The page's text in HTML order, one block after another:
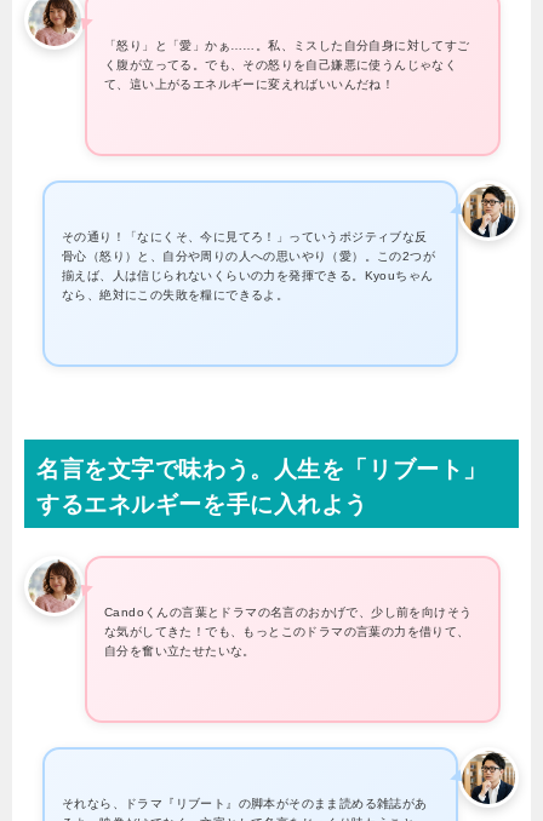
「怒り」と「愛」かぁ……。私、ミスした自分自身に対してすご
く腹が立ってる。でも、その怒りを自己嫌悪に使うんじゃなく
て、這い上がるエネルギーに変えればいいんだね！
その通り！「なにくそ、今に見てろ！」っていうポジティブな反
骨心（怒り）と、自分や周りの人への思いやり（愛）。この2つが
揃えば、人は信じられないくらいの力を発揮できる。Kyouちゃん
なら、絶対にこの失敗を糧にできるよ。
名言を文字で味わう。人生を「リブート」
するエネルギーを手に入れよう
Candoくんの言葉とドラマの名言のおかげで、少し前を向けそう
な気がしてきた！でも、もっとこのドラマの言葉の力を借りて、
自分を奮い立たせたいな。
それなら、ドラマ『リブート』の脚本がそのまま読める雑誌があ